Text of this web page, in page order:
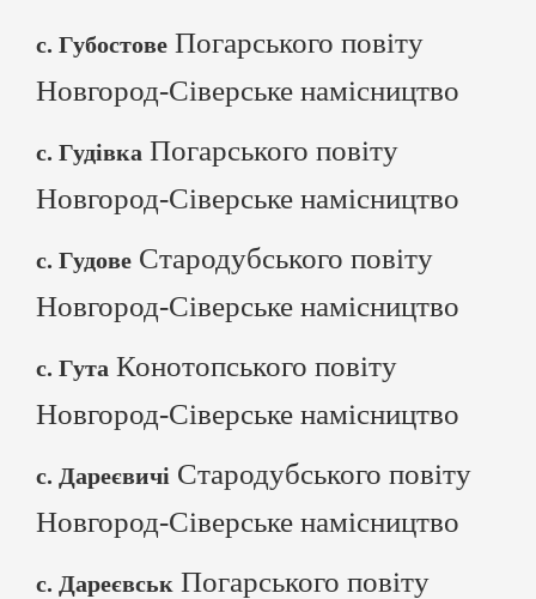
с. Губостове Погарського повіту
Новгород-Сіверське намісництво
с. Гудівка Погарського повіту
Новгород-Сіверське намісництво
с. Гудове Стародубського повіту
Новгород-Сіверське намісництво
с. Гута Конотопського повіту
Новгород-Сіверське намісництво
с. Дареєвичі Стародубського повіту
Новгород-Сіверське намісництво
с. Дареєвськ Погарського повіту